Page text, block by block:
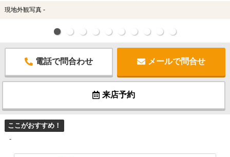
現地外観写真 -
電話で問合わせ メールで問合せ
来店予約
ここがおすすめ！
-